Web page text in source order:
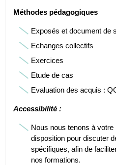
Méthodes pédagogiques
Exposés et document de
Echanges collectifs
Exercices
Etude de cas
Evaluation des acquis :
Accessibilité :
Nous nous tenons à votre
disposition pour discuter
spécifiques, afin de
nos formations.